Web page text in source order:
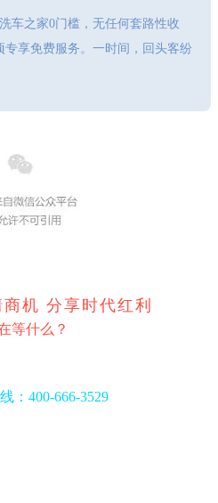
车之家0门槛，无任何套路性收
专享免费服务。一时间，回头客纷
机 分享时代红利
等什么？
：400-666-3529